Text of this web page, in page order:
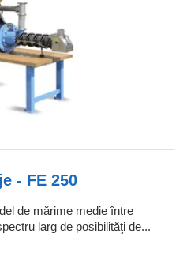
- FE 250
de mărime medie între
larg de posibilităţi de...